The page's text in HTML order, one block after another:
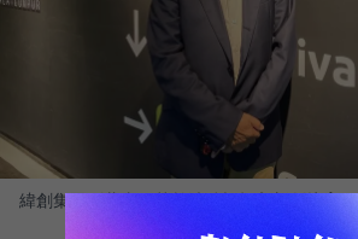
緯創集團副董事長黃柏漙積極投入新創培育。